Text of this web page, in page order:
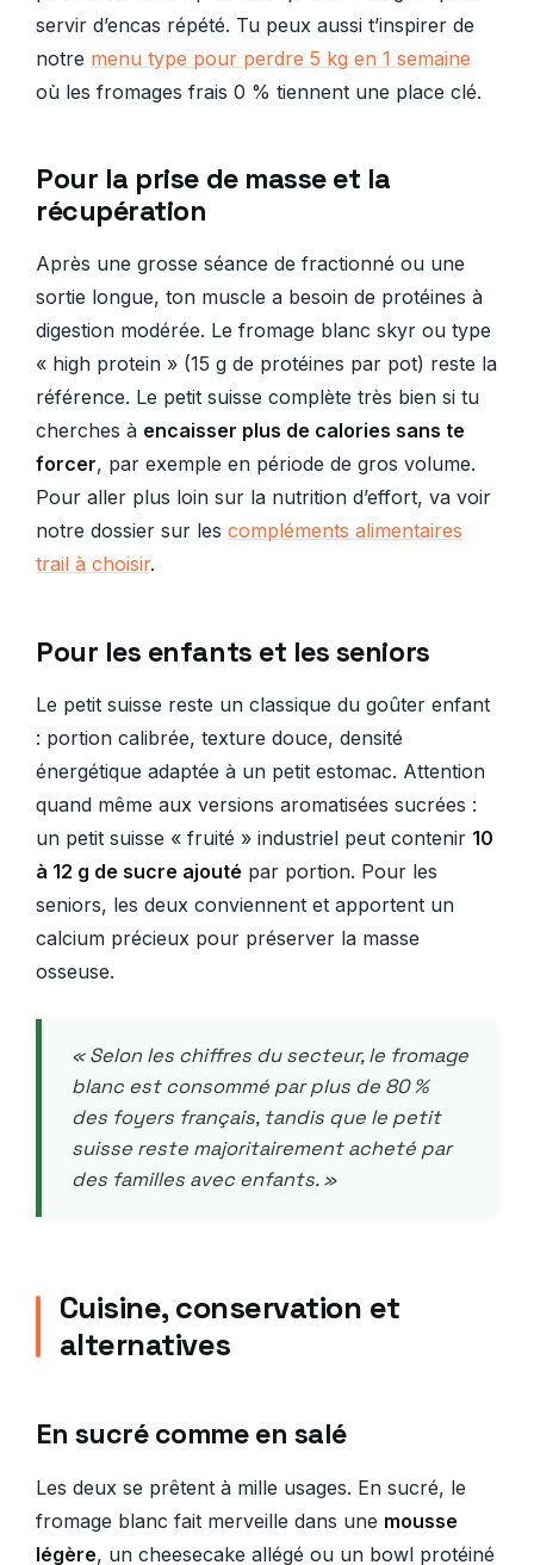
servir d’encas répété. Tu peux aussi t’inspirer de
notre menu type pour perdre 5 kg en 1 semaine
où les fromages frais 0 % tiennent une place clé.
Pour la prise de masse et la
récupération
Après une grosse séance de fractionné ou une
sortie longue, ton muscle a besoin de protéines à
digestion modérée. Le fromage blanc skyr ou type
« high protein » (15 g de protéines par pot) reste la
référence. Le petit suisse complète très bien si tu
cherches à encaisser plus de calories sans te
forcer, par exemple en période de gros volume.
Pour aller plus loin sur la nutrition d’effort, va voir
notre dossier sur les compléments alimentaires
trail à choisir.
Pour les enfants et les seniors
Le petit suisse reste un classique du goûter enfant
: portion calibrée, texture douce, densité
énergétique adaptée à un petit estomac. Attention
quand même aux versions aromatisées sucrées :
un petit suisse « fruité » industriel peut contenir 10
à 12 g de sucre ajouté par portion. Pour les
seniors, les deux conviennent et apportent un
calcium précieux pour préserver la masse
osseuse.
« Selon les chiffres du secteur, le fromage
blanc est consommé par plus de 80 %
des foyers français, tandis que le petit
suisse reste majoritairement acheté par
des familles avec enfants. »
Cuisine, conservation et
alternatives
En sucré comme en salé
Les deux se prêtent à mille usages. En sucré, le
fromage blanc fait merveille dans une mousse
légère, un cheesecake allégé ou un bowl protéiné